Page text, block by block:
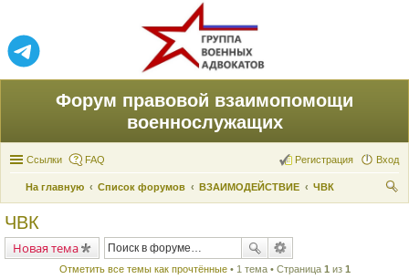
Форум правовой взаимопомощи
военнослужащих
Ссылки FAQ Вход
Регистрация
На главную Список форумов ВЗАИМОДЕЙСТВИЕ
ЧВК
ЧВК
Новая тема
Отметить все темы как прочтённые• 1 тема • Страница 1 из 1